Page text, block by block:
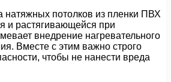
натяжных потолков из пленки ПВХ
и растягивающейся при
внедрение нагревательного
Вместе с этим важно строго
чтобы не нанести вреда